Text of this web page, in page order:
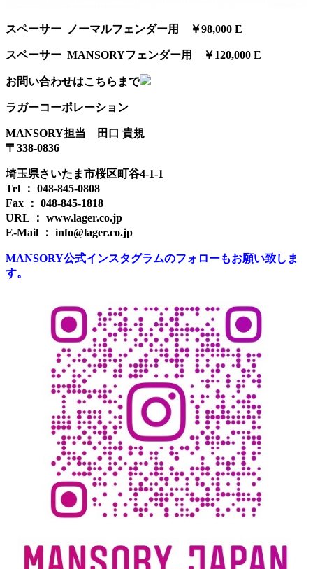
スペーサー ノーマルフェンダー用 ￥98,000 E
スペーサー MANSORYフェンダー用 ￥120,000 E
お問い合わせはこちらまで
ラガーコーポレーション
MANSORY担当 田口 貴規
〒338-0836
埼玉県さいたま市桜区町谷4-1-1
Tel ： 048-845-0808
Fax ： 048-845-1818
URL ： www.lager.co.jp
E-Mail ： info@lager.co.jp
MANSORY公式インスタグラムのフォローもお願い致しま
す。